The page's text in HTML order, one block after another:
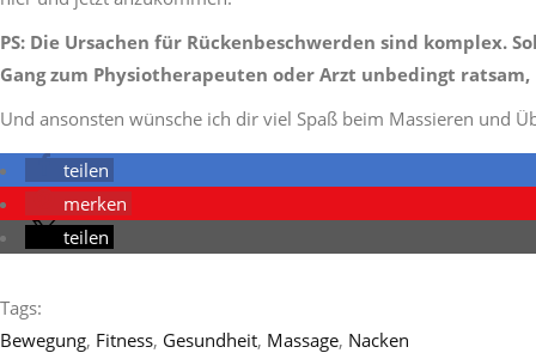
PS: Die Ursachen für Rückenbeschwerden sind komplex.
Gang zum Physiotherapeuten oder Arzt unbedingt
Und ansonsten wünsche ich dir viel Spaß beim Massieren und
teilen
merken
teilen
Tags:
Bewegung, Fitness, Gesundheit, Massage, Nacken